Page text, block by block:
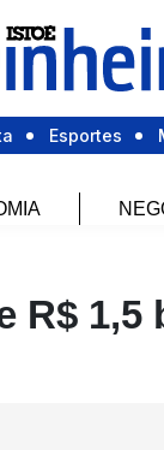
Esportes
1,5